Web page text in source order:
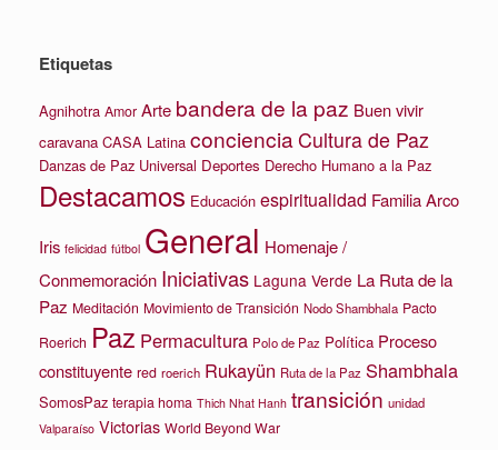
Etiquetas
Agnihotra Amor Arte bandera de la paz Buen vivir
caravana CASA Latina concienciaCultura de Paz
Danzas de Paz Universal Deportes Derecho Humano a la Paz
Destacamos Educación espiritualidad Familia Arco
Iris felicidad fútbol General Homenaje /
Conmemoración Iniciativas Laguna Verde La Ruta de la
Paz Meditación Movimiento de Transición Nodo Shambhala Pacto
Roerich Paz Permacultura Polo de Paz Política Proceso
constituyente red roerich Rukayün Ruta de la Paz Shambhala
SomosPaz terapia homa Thich Nhat Hanh transición unidad
Valparaíso Victorias World Beyond War